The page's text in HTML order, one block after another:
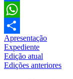
Facebook
WhatsApp
Share
Apresentação
Expediente
Edição atual
Edições anteriores